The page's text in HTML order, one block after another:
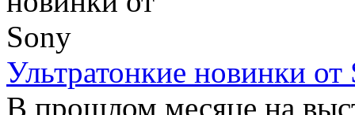
Ультратонкие новинки от
В прошлом месяце на